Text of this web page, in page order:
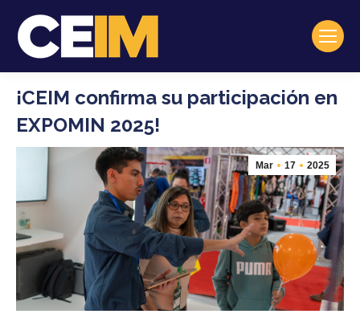
¡CEIM confirma su participación en
EXPOMIN 2025!
Mar 17 2025